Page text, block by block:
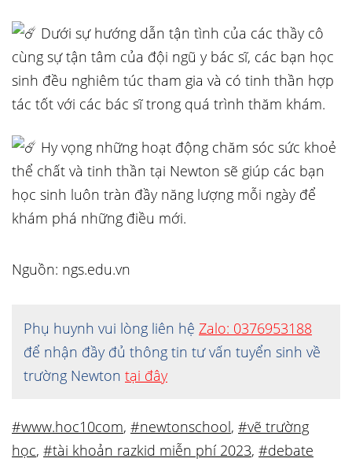
Dưới sự hướng dẫn tận tình của các thầy cô
cùng sự tận tâm của đội ngũ y bác sĩ, các bạn học
sinh đều nghiêm túc tham gia và có tinh thần hợp
tác tốt với các bác sĩ trong quá trình thăm khám.
Hy vọng những hoạt động chăm sóc sức khoẻ
thể chất và tinh thần tại Newton sẽ giúp các bạn
học sinh luôn tràn đầy năng lượng mỗi ngày để
khám phá những điều mới.
Nguồn: ngs.edu.vn
Phụ huynh vui lòng liên hệ Zalo: 0376953188
để nhận đầy đủ thông tin tư vấn tuyển sinh về
trường Newton tại đây
#www.hoc10com, #newtonschool, #vẽ trường
học, #tài khoản razkid miễn phí 2023, #debate